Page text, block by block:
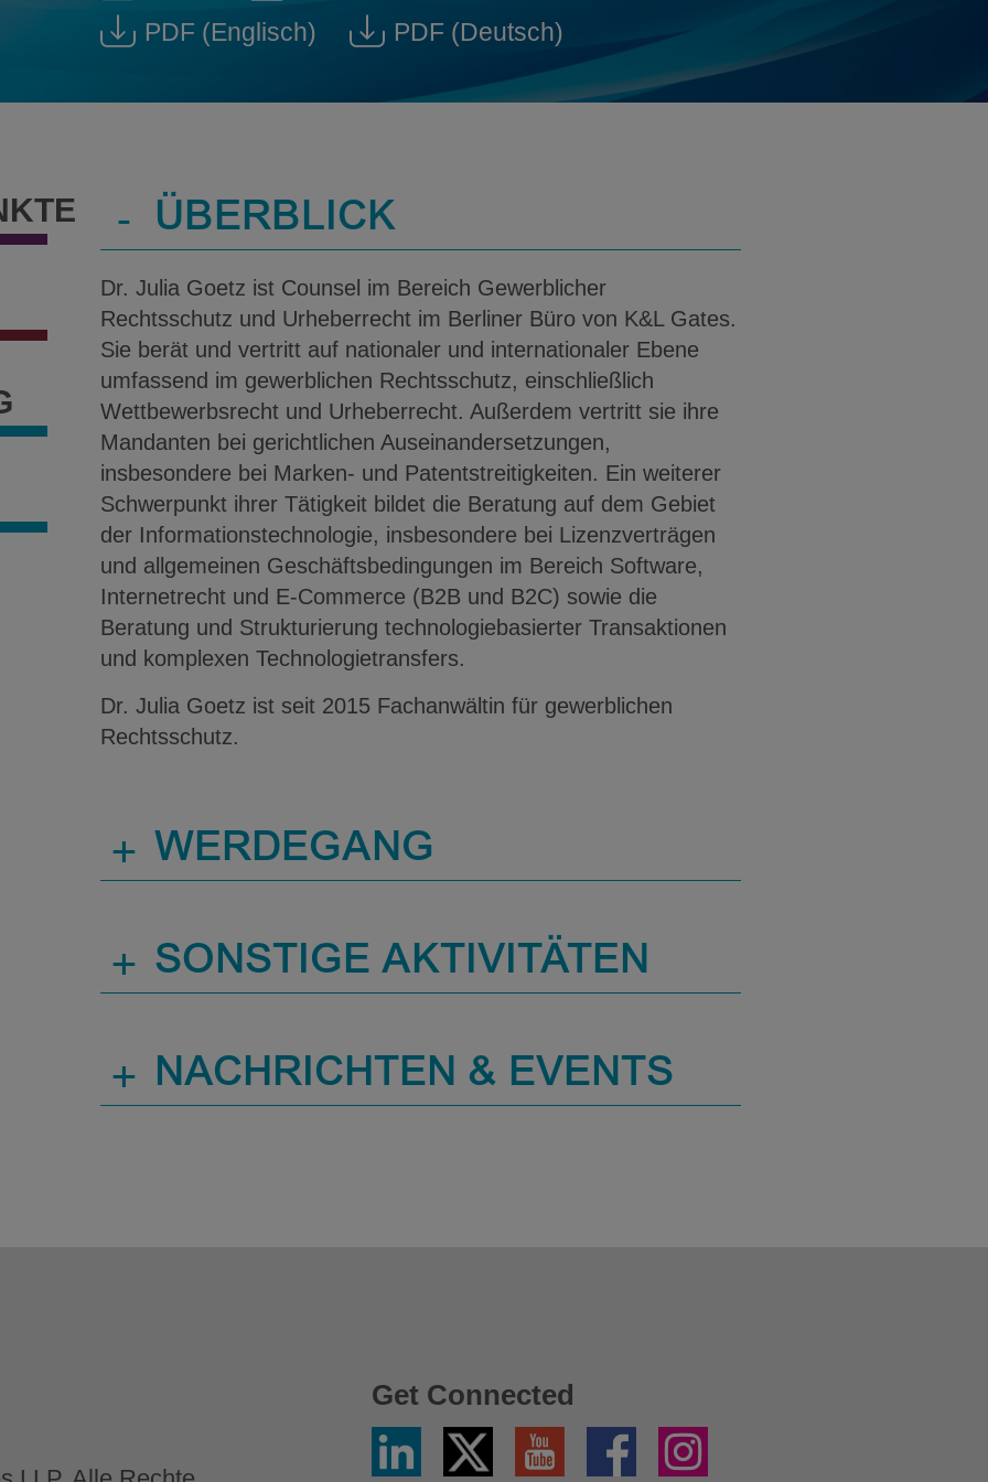
PDF (Englisch)
Download Dr. Julia Goetz PDF (Englisch)
PDF (Deutsch)
Download Dr. Julia Goetz PDF (Deutsch)
- ÜBERBLICK
Dr. Julia Goetz ist Counsel im Bereich Gewerblicher
Rechtsschutz und Urheberrecht im Berliner Büro von K&L Gates.
Sie berät und vertritt auf nationaler und internationaler Ebene
umfassend im gewerblichen Rechtsschutz, einschließlich
Wettbewerbsrecht und Urheberrecht. Außerdem vertritt sie ihre
Mandanten bei gerichtlichen Auseinandersetzungen,
insbesondere bei Marken- und Patentstreitigkeiten. Ein weiterer
Schwerpunkt ihrer Tätigkeit bildet die Beratung auf dem Gebiet
der Informationstechnologie, insbesondere bei Lizenzverträgen
und allgemeinen Geschäftsbedingungen im Bereich Software,
Internetrecht und E-Commerce (B2B und B2C) sowie die
Beratung und Strukturierung technologiebasierter Transaktionen
und komplexen Technologietransfers.
Dr. Julia Goetz ist seit 2015 Fachanwältin für gewerblichen
Rechtsschutz.
+ WERDEGANG
+ SONSTIGE AKTIVITÄTEN
+ NACHRICHTEN & EVENTS
Get Connected
LinkedIN
X
Twitter
YouTube Facebook Instagram